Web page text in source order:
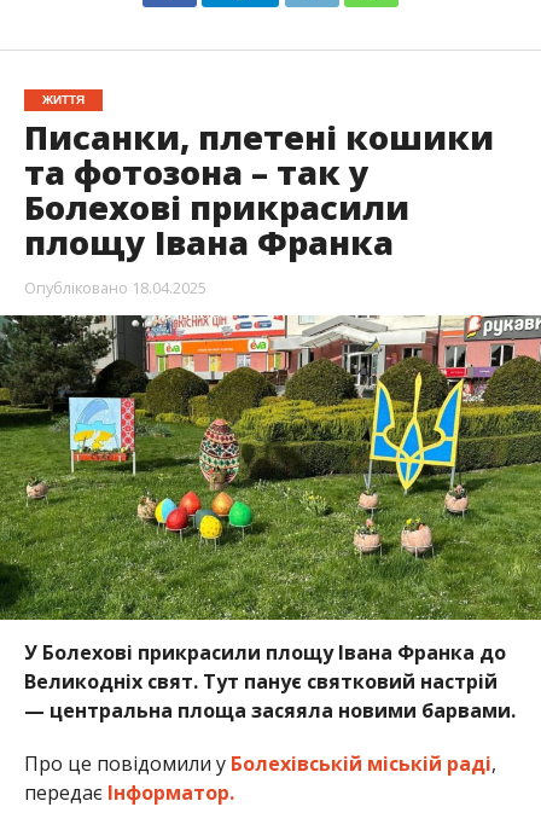
ЖИТТЯ
Писанки, плетені кошики
та фотозона – так у
Болехові прикрасили
площу Івана Франка
Опубліковано 18.04.2025
У Болехові прикрасили площу Івана Франка до
Великодніх свят. Тут панує святковий настрій
— центральна площа засяяла новими барвами.
Про це повідомили у Болехівській міській раді,
передає Інформатор.